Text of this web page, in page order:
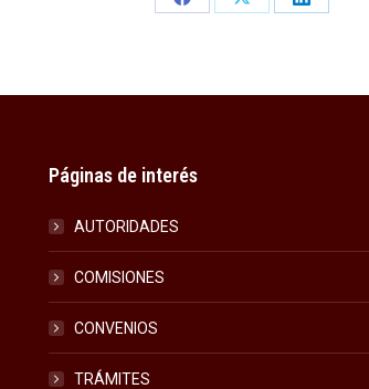
Share
Share
Share
Páginas de interés
AUTORIDADES
COMISIONES
CONVENIOS
TRÁMITES